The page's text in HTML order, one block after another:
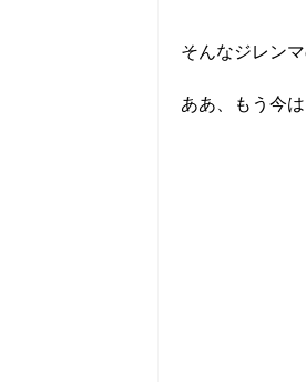
そんなジレン
ああ、もう今